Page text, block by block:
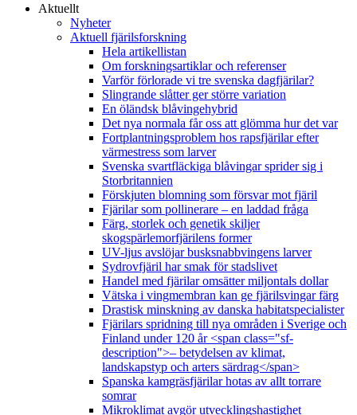
Aktuellt
Nyheter
Aktuell fjärilsforskning
Hela artikellistan
Om forskningsartiklar och referenser
Varför förlorade vi tre svenska dagfjärilar?
Slingrande slåtter ger större variation
En öländsk blåvingehybrid
Det nya normala får oss att glömma hur det var
Fortplantningsproblem hos rapsfjärilar efter
värmestress som larver
Svenska svartfläckiga blåvingar sprider sig i
Storbritannien
Förskjuten blomning som försvar mot fjäril
Fjärilar som pollinerare – en laddad fråga
Färg, storlek och genetik skiljer
skogspärlemorfjärilens former
UV-ljus avslöjar busksnabbvingens larver
Sydrovfjäril har smak för stadslivet
Handel med fjärilar omsätter miljontals dollar
Vätska i vingmembran kan ge fjärilsvingar färg
Drastisk minskning av danska habitatspecialister
Fjärilars spridning till nya områden i Sverige och
Finland under 120 år <span class="sf-
description">– betydelsen av klimat,
landskapstyp och arters särdrag</span>
Spanska kamgräsfjärilar hotas av allt torrare
somrar
Mikroklimat avgör utvecklingshastighet